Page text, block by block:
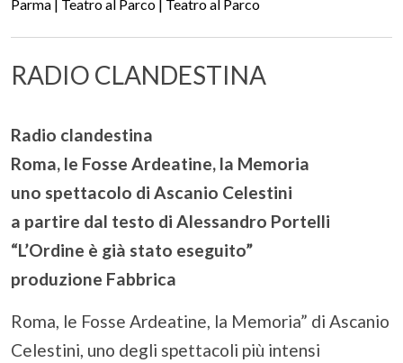
Parma | Teatro al Parco | Teatro al Parco
RADIO CLANDESTINA
Radio clandestina
Roma, le Fosse Ardeatine, la Memoria
uno spettacolo di Ascanio Celestini
a partire dal testo di Alessandro Portelli
“L’Ordine è già stato eseguito”
produzione Fabbrica
Roma, le Fosse Ardeatine, la Memoria” di Ascanio
Celestini, uno degli spettacoli più intensi